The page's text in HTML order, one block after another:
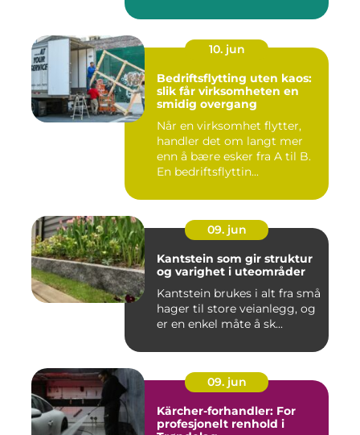
10. jun
Bedriftsflytting uten kaos:
slik får virksomheten en
smidig overgang
Når en virksomhet flytter,
handler det om langt mer
enn å bære esker fra A til B.
En bedriftsflyttin...
09. jun
Kantstein som gir struktur
og varighet i uteområder
Kantstein brukes i alt fra små
hager til store veianlegg, og
er en enkel måte å sk...
09. jun
Kärcher-forhandler: For
profesjonelt renhold i